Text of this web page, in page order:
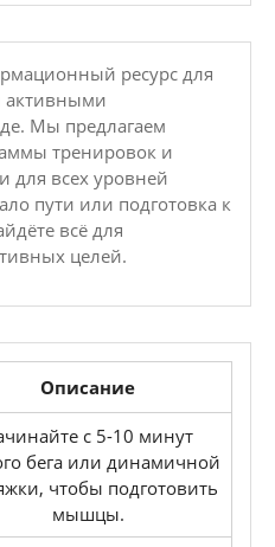
ресурс для
активными
Мы предлагаем
тренировок и
для всех уровней
пути или подготовка к
всё для
целей.
Описание
с 5-10 минут
бега или динамичной
чтобы подготовить
мышцы.